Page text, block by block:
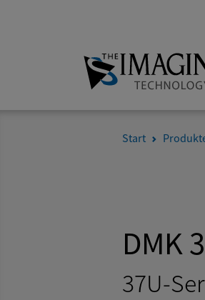
Start
DMK
37U-